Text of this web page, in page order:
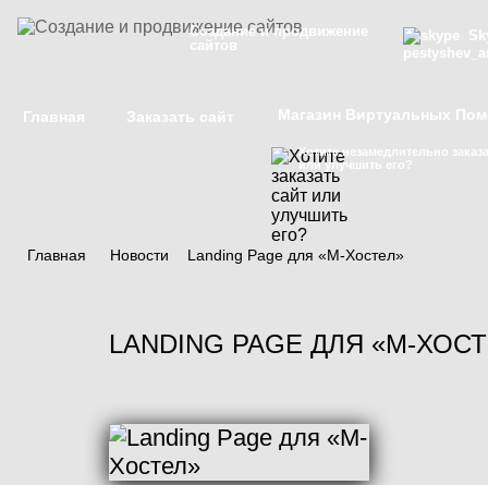
Создание и продвижение
сайтов
Главная Заказать сайт Магазин Виртуальных
Хотите незамедлительно
или улучшить его?
Главная Новости Landing Page для «М-Хостел»
LANDING PAGE ДЛЯ «М-